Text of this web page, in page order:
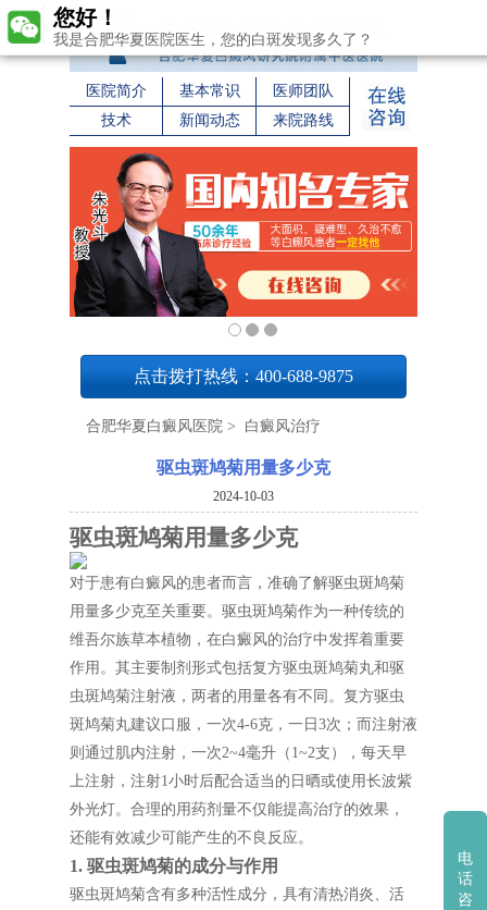
医院简介 基本常识
医师团队
技术
新闻动态 来院路线
点击拨打热线：400-688-9875
合肥华夏白癜风医院 > 白癜风治疗
驱虫斑鸠菊用量多少克
2024-10-03
驱虫斑鸠菊用量多少克
对于患有白癜风的患者而言，准确了解驱虫斑鸠菊
用量多少克至关重要。驱虫斑鸠菊作为一种传统的
维吾尔族草本植物，在白癜风的治疗中发挥着重要
作用。其主要制剂形式包括复方驱虫斑鸠菊丸和驱
虫斑鸠菊注射液，两者的用量各有不同。复方驱虫
斑鸠菊丸建议口服，一次4-6克，一日3次；而注射液
则通过肌内注射，一次2~4毫升（1~2支），每天早
上注射，注射1小时后配合适当的日晒或使用长波紫
外光灯。合理的用药剂量不仅能提高治疗的效果，
还能有效减少可能产生的不良反应。
1. 驱虫斑鸠菊的成分与作用
驱虫斑鸠菊含有多种活性成分，具有清热消炎、活
您好！
我是合肥华夏医院医生，您的白斑发现多久了？
电
话
咨